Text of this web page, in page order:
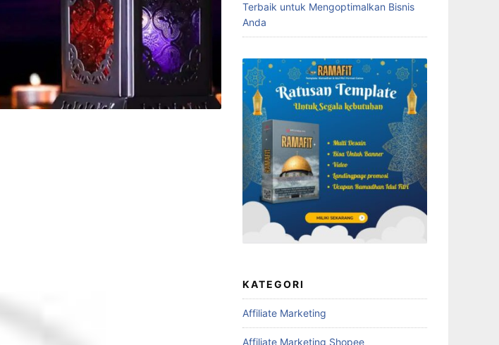
Terbaik untuk Mengoptimalkan Bisnis
Anda
KATEGORI
Affiliate Marketing
Affiliate Marketing Shopee